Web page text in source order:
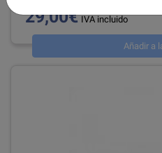
29,00€ IVA incluido
Añadir a